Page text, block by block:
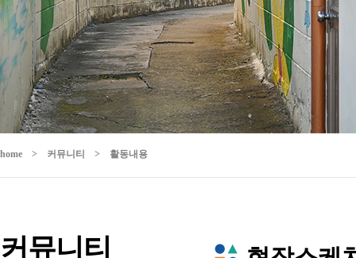
home > 커뮤니티 > 활동내용
커뮤니티